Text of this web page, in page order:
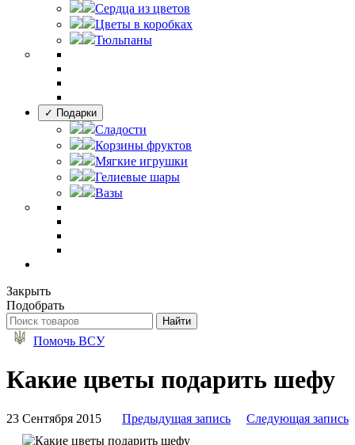
Сердца из цветов
Цветы в коробках
Тюльпаны
✓ Подарки
Сладости
Корзины фруктов
Мягкие игрушки
Гелиевые шары
Вазы
Закрыть
Подобрать
Помочь ВСУ
Какие цветы подарить шефу
Предыдущая запись Следующая запись
23 Сентября 2015